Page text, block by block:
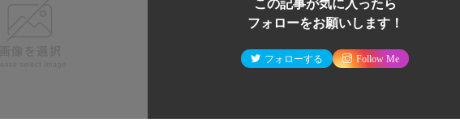
この記事が気に入ったら
フォローをお願いします！
フォローする Follow Me